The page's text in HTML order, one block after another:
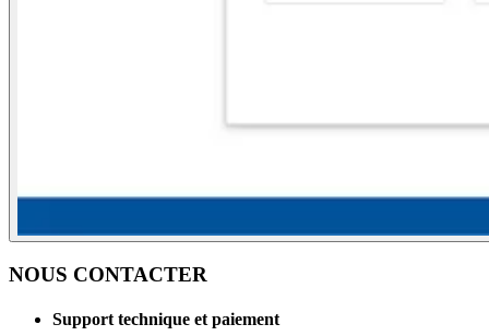
NOUS CONTACTER
Support technique et paiement